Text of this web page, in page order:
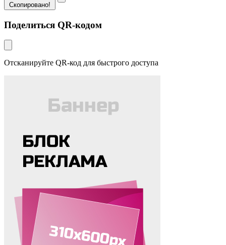
Скопировано!
Поделиться QR-кодом
Отсканируйте QR-код для быстрого доступа